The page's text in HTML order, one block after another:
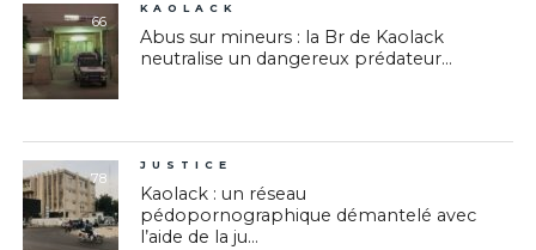
66
KAOLACK
Abus sur mineurs : la Br de Kaolack
neutralise un dangereux prédateur...
78
JUSTICE
Kaolack : un réseau
pédopornographique démantelé avec
l’aide de la ju...